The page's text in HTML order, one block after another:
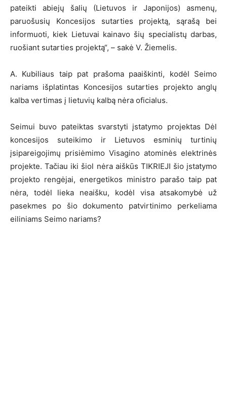
pateikti abiejų šalių (Lietuvos ir Japonijos) asmenų,
paruošusių Koncesijos sutarties projektą, sąrašą bei
informuoti, kiek Lietuvai kainavo šių specialistų darbas,
ruošiant sutarties projektą“, – sakė V. Žiemelis.
A. Kubiliaus taip pat prašoma paaiškinti, kodėl Seimo
nariams išplatintas Koncesijos sutarties projekto anglų
kalba vertimas į lietuvių kalbą nėra oficialus.
Seimui buvo pateiktas svarstyti įstatymo projektas Dėl
koncesijos suteikimo ir Lietuvos esminių turtinių
įsipareigojimų prisiėmimo Visagino atominės elektrinės
projekte. Tačiau iki šiol nėra aiškūs TIKRIEJI šio įstatymo
projekto rengėjai, energetikos ministro parašo taip pat
nėra, todėl lieka neaišku, kodėl visa atsakomybė už
pasekmes po šio dokumento patvirtinimo perkeliama
eiliniams Seimo nariams?